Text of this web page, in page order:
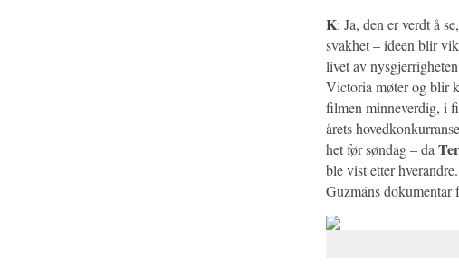
K: Ja, den er verdt å
svakhet – ideen blir
livet av
Victoria møter og blir
filmen minneverdig, i
årets
het før søndag – da
ble vist etter
Guzmáns dokumentar